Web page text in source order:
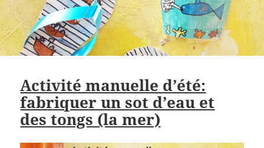
Activité manuelle d’été:
fabriquer un sot d’eau et
des tongs (la mer)